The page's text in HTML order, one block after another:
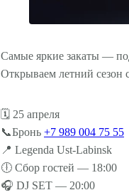
Самые яркие закаты —
Открываем летний сезон
🗓 25 апреля
📞Бронь ‪ +7 989 004 75 55‬
📍 Legenda Ust-Labinsk
🕕 Сбор гостей — 18:00
🎧 DJ SET — 20:00